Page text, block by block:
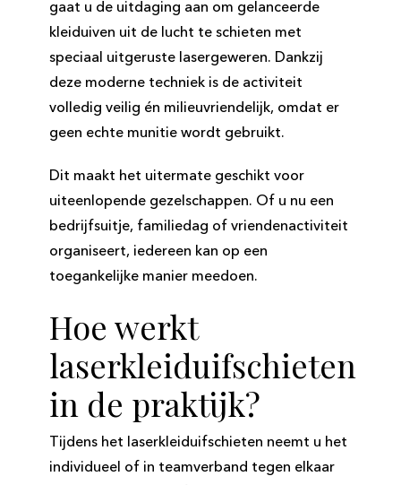
gaat u de uitdaging aan om gelanceerde
kleiduiven uit de lucht te schieten met
speciaal uitgeruste lasergeweren. Dankzij
deze moderne techniek is de activiteit
volledig veilig én milieuvriendelijk, omdat er
geen echte munitie wordt gebruikt.
Dit maakt het uitermate geschikt voor
uiteenlopende gezelschappen. Of u nu een
bedrijfsuitje, familiedag of vriendenactiviteit
organiseert, iedereen kan op een
toegankelijke manier meedoen.
Hoe werkt
laserkleiduifschieten
in de praktijk?
Tijdens het laserkleiduifschieten neemt u het
individueel of in teamverband tegen elkaar